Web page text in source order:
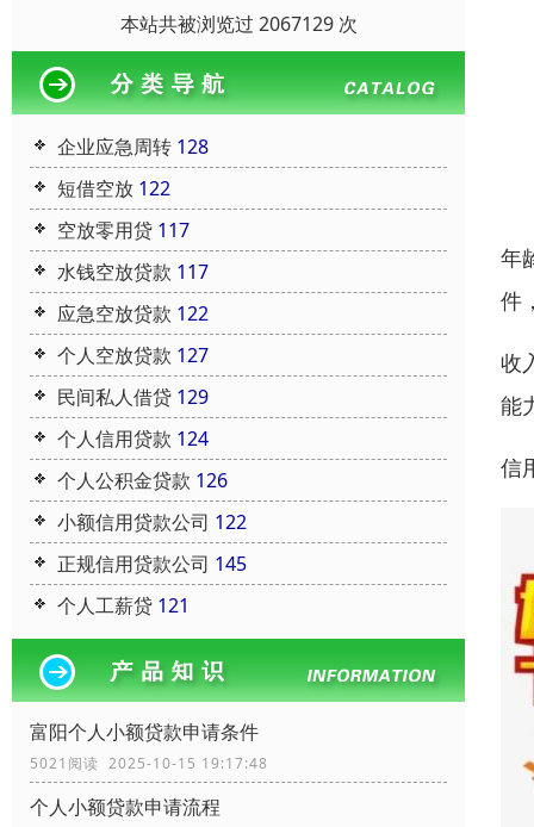
本站共被浏览过 2067129 次
企业应急周转 128
短借空放 122
空放零用贷 117
水钱空放贷款 117
应急空放贷款 122
个人空放贷款 127
民间私人借贷 129
个人信用贷款 124
个人公积金贷款 126
小额信用贷款公司 122
正规信用贷款公司 145
个人工薪贷 121
富阳个人小额贷款申请条件
5021阅读 2025-10-15 19:17:48
个人小额贷款申请流程
年
件
收
能
信